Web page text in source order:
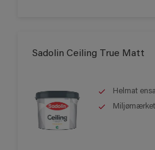
Sadolin Ceiling True Matt
Helmat